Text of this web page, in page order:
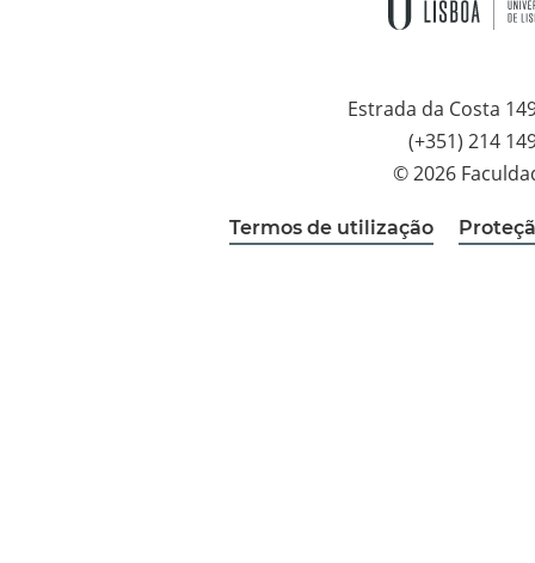
Estrada da Costa
(+351) 214
© 2026
Termos de utilização